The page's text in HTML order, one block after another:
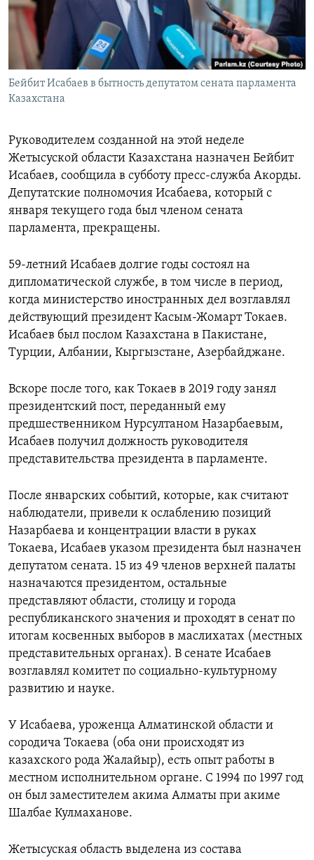
Бейбит Исабаев в бытность депутатом сената парламента
Казахстана
Руководителем созданной на этой неделе
Жетысуской области Казахстана назначен Бейбит
Исабаев, сообщила в субботу пресс-служба Акорды.
Депутатские полномочия Исабаева, который с
января текущего года был членом сената
парламента, прекращены.
59-летний Исабаев долгие годы состоял на
дипломатической службе, в том числе в период,
когда министерство иностранных дел возглавлял
действующий президент Касым-Жомарт Токаев.
Исабаев был послом Казахстана в Пакистане,
Турции, Албании, Кыргызстане, Азербайджане.
Вскоре после того, как Токаев в 2019 году занял
президентский пост, переданный ему
предшественником Нурсултаном Назарбаевым,
Исабаев получил должность руководителя
представительства президента в парламенте.
После январских событий, которые, как считают
наблюдатели, привели к ослаблению позиций
Назарбаева и концентрации власти в руках
Токаева, Исабаев указом президента был назначен
депутатом сената. 15 из 49 членов верхней палаты
назначаются президентом, остальные
представляют области, столицу и города
республиканского значения и проходят в сенат по
итогам косвенных выборов в маслихатах (местных
представительных органах). В сенате Исабаев
возглавлял комитет по социально-культурному
развитию и науке.
У Исабаева, уроженца Алматинской области и
сородича Токаева (оба они происходят из
казахского рода Жалайыр), есть опыт работы в
местном исполнительном органе. С 1994 по 1997 год
он был заместителем акима Алматы при акиме
Шалбае Кулмаханове.
Жетысуская область выделена из состава